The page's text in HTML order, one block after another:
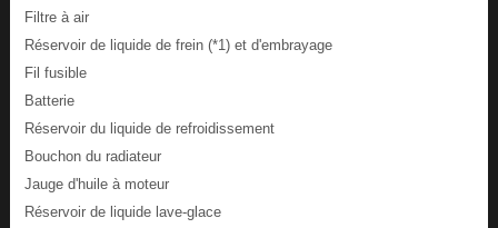
Filtre à air
Réservoir de liquide de frein (*1) et d'embrayage
Fil fusible
Batterie
Réservoir du liquide de refroidissement
Bouchon du radiateur
Jauge d'huile à moteur
Réservoir de liquide lave-glace